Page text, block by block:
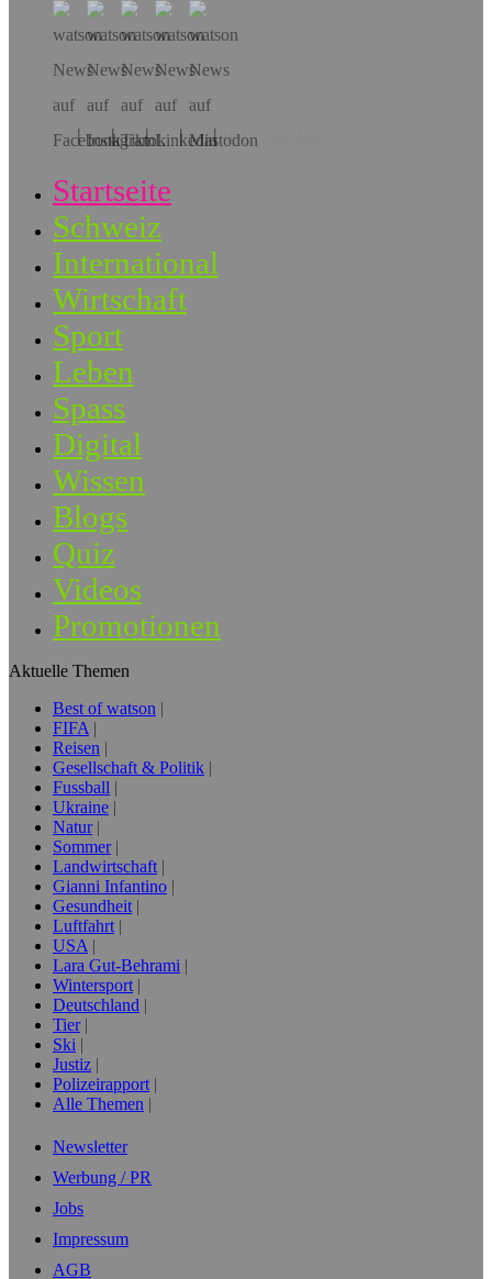
Hol dir die App!
Startseite
Schweiz
International
Wirtschaft
Sport
Leben
Spass
Digital
Wissen
Blogs
Quiz
Videos
Promotionen
Aktuelle Themen
Best of watson
FIFA
Reisen
Gesellschaft & Politik
Fussball
Ukraine
Natur
Sommer
Landwirtschaft
Gianni Infantino
Gesundheit
Luftfahrt
USA
Lara Gut-Behrami
Wintersport
Deutschland
Tier
Ski
Justiz
Polizeirapport
Alle Themen
Newsletter
Werbung / PR
Jobs
Impressum
AGB